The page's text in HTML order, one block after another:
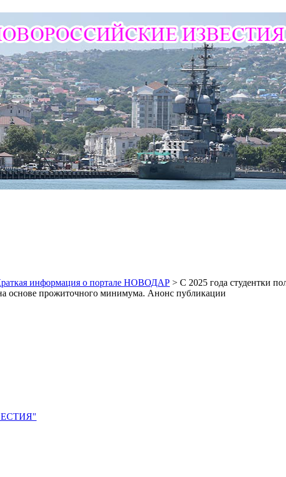
информация о портале НОВОДАР > С 2025 года студентки
основе прожиточного минимума. Анонс публикации